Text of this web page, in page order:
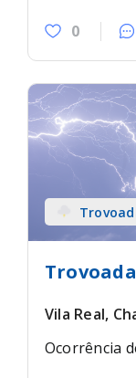
0
Vila Real,
Ocorrência